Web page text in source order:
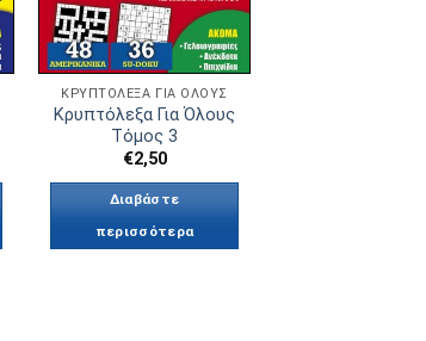
ΚΡΥΠΤΌΛΕΞΑ ΓΙΑ ΌΛΟΥΣ
Κρυπτόλεξα Για Όλους
Τόμος 3
€2,50
Διαβάστε
περισσότερα